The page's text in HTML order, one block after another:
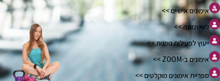
אימונים אישיים >>
ליווי תזונה >>
ייעוץ לפעילות גופנית >>
אימונים ב-ZOOM >>
ספריית אימונים מוקלטים >>